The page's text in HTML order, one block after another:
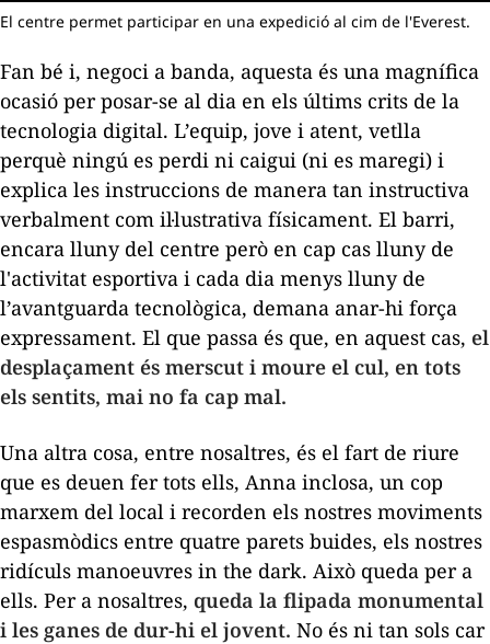
El centre permet participar en una expedició al cim de l'Everest.
Fan bé i, negoci a banda, aquesta és una magnífica
ocasió per posar-se al dia en els últims crits de la
tecnologia digital. L’equip, jove i atent, vetlla
perquè ningú es perdi ni caigui (ni es maregi) i
explica les instruccions de manera tan instructiva
verbalment com il·lustrativa físicament. El barri,
encara lluny del centre però en cap cas lluny de
l'activitat esportiva i cada dia menys lluny de
l’avantguarda tecnològica, demana anar-hi força
expressament. El que passa és que, en aquest cas, el
desplaçament és merscut i moure el cul, en tots
els sentits, mai no fa cap mal.
Una altra cosa, entre nosaltres, és el fart de riure
que es deuen fer tots ells, Anna inclosa, un cop
marxem del local i recorden els nostres moviments
espasmòdics entre quatre parets buides, els nostres
ridículs manoeuvres in the dark. Això queda per a
ells. Per a nosaltres, queda la flipada monumental
i les ganes de dur-hi el jovent. No és ni tan sols car